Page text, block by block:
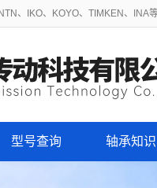
、IKO、KOYO、TIMKEN、INA
型号查询 轴承知识